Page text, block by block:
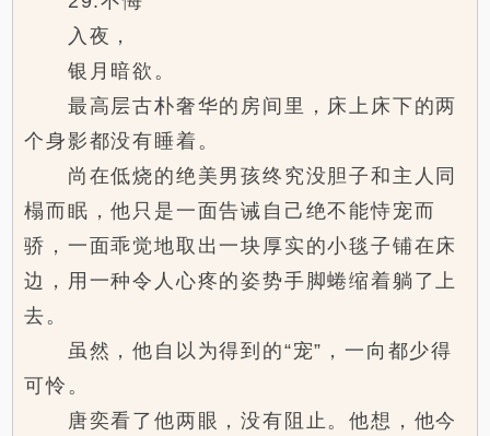
入夜，
银月暗欲。
最高层古朴奢华的房间里，床上床下的两
个身影都没有睡着。
尚在低烧的绝美男孩终究没胆子和主人同
榻而眠，他只是一面告诫自己绝不能恃宠而
骄，一面乖觉地取出一块厚实的小毯子铺在床
边，用一种令人心疼的姿势手脚蜷缩着躺了上
去。
虽然，他自以为得到的“宠”，一向都少得
可怜。
唐奕看了他两眼，没有阻止。他想，他今